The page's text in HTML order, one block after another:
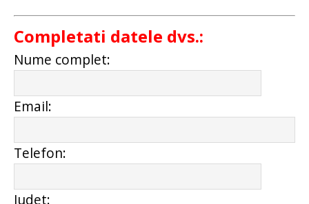
Completati datele dvs.:
Nume complet:
Email:
Telefon:
Judet: